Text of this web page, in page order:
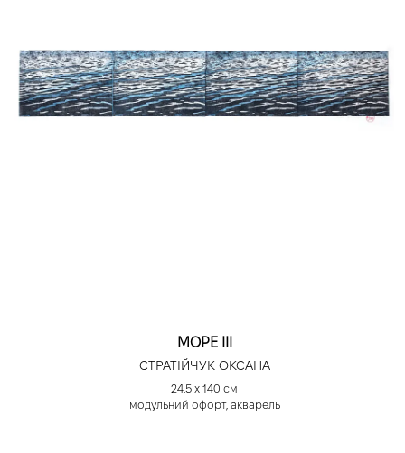
МОРЕ ІІІ
СТРАТІЙЧУК ОКСАНА
24,5 х 140 см
модульний офорт, акварель